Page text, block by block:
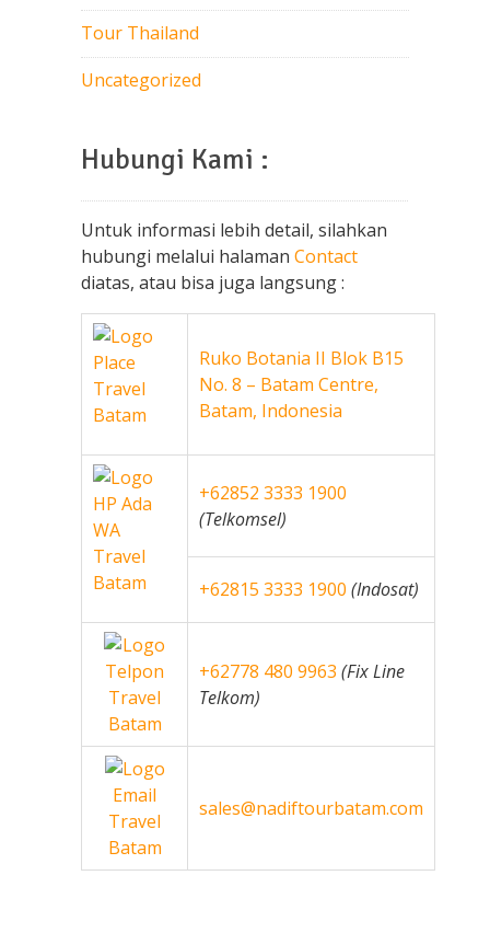
Tour Thailand
Uncategorized
Hubungi Kami :
Untuk informasi lebih detail, silahkan
hubungi melalui halaman Contact
diatas, atau bisa juga langsung :
Ruko Botania II Blok B15
No. 8 – Batam Centre,
Batam, Indonesia
+62852 3333 1900
(Telkomsel)
+62815 3333 1900 (Indosat)
+62778 480 9963 (Fix Line
Telkom)
sales@nadiftourbatam.com